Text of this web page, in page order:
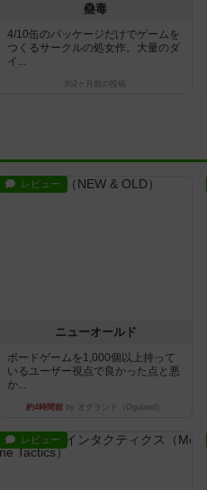
蠱毒
4/10缶のパッケージだけでゲームを
つくるサークルの処女作。大量のダ
イ...
約2ヶ月前 の投稿
レビュー
ニューオールド
ボードゲームを1,000個以上持って
いるユーザー視点で良かった点と悪
か...
約4時間前 by オグランド（Oguland）
レビュー